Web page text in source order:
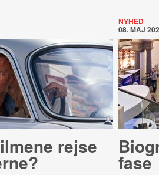
rejse
NYHED
08. MAJ
fase